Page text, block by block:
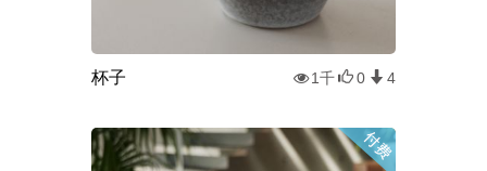
杯子 1千 0 4